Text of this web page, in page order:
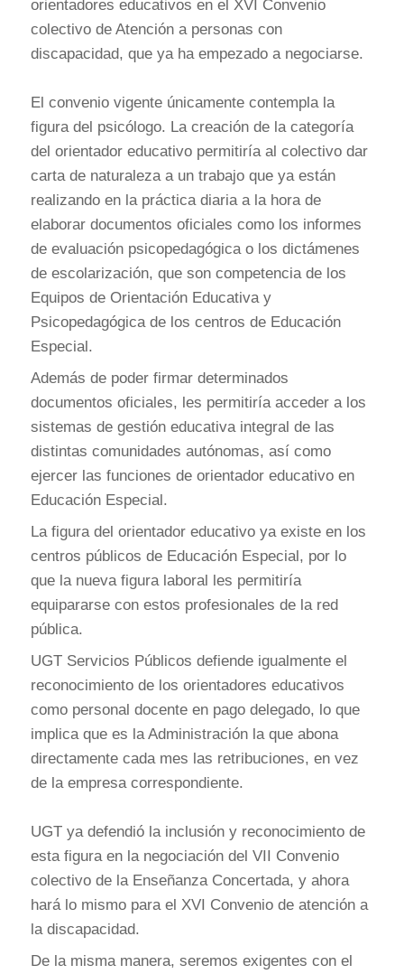
orientadores educativos en el XVI Convenio
colectivo de Atención a personas con
discapacidad, que ya ha empezado a negociarse.
El convenio vigente únicamente contempla la
figura del psicólogo. La creación de la categoría
del orientador educativo permitiría al colectivo dar
carta de naturaleza a un trabajo que ya están
realizando en la práctica diaria a la hora de
elaborar documentos oficiales como los informes
de evaluación psicopedagógica o los dictámenes
de escolarización, que son competencia de los
Equipos de Orientación Educativa y
Psicopedagógica de los centros de Educación
Especial.
Además de poder firmar determinados
documentos oficiales, les permitiría acceder a los
sistemas de gestión educativa integral de las
distintas comunidades autónomas, así como
ejercer las funciones de orientador educativo en
Educación Especial.
La figura del orientador educativo ya existe en los
centros públicos de Educación Especial, por lo
que la nueva figura laboral les permitiría
equipararse con estos profesionales de la red
pública.
UGT Servicios Públicos defiende igualmente el
reconocimiento de los orientadores educativos
como personal docente en pago delegado, lo que
implica que es la Administración la que abona
directamente cada mes las retribuciones, en vez
de la empresa correspondiente.
UGT ya defendió la inclusión y reconocimiento de
esta figura en la negociación del VII Convenio
colectivo de la Enseñanza Concertada, y ahora
hará lo mismo para el XVI Convenio de atención a
la discapacidad.
De la misma manera, seremos exigentes con el